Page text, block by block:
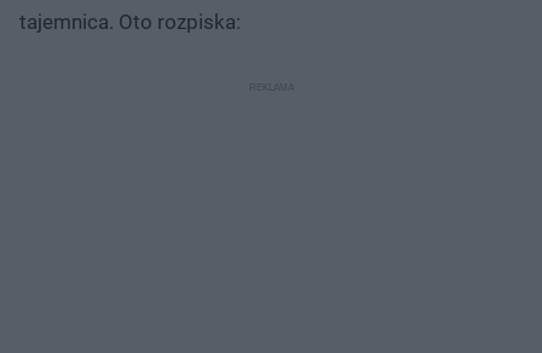
tajemnica. Oto rozpiska: